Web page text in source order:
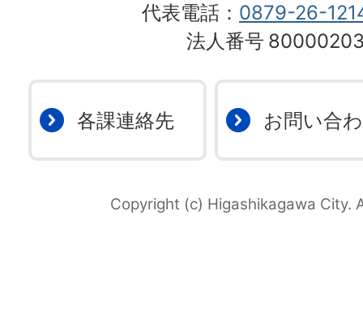
代表電話： 0879-26-
法人番号
各課連絡先 お問い合
Copyright (c) Higashikagawa City.